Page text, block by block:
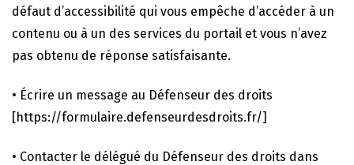
défaut d’accessibilité qui vous empêche d’accéder à un
contenu ou à un des services du portail et vous n’avez
pas obtenu de réponse satisfaisante.
• Écrire un message au Défenseur des droits
[https://formulaire.defenseurdesdroits.fr/]
• Contacter le délégué du Défenseur des droits dans